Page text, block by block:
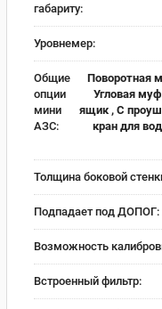
габариту:
Уровнемер:
Общие
опции
мини
АЗС:
Поворотная
Угловая
ящик , С
кран для
Толщина боковой
Подпадает под ДОПОГ:
Возможность
Встроенный фильтр: